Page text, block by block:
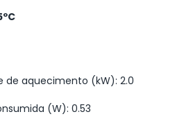
de aquecimento (kW): 2.0
(W): 0.53